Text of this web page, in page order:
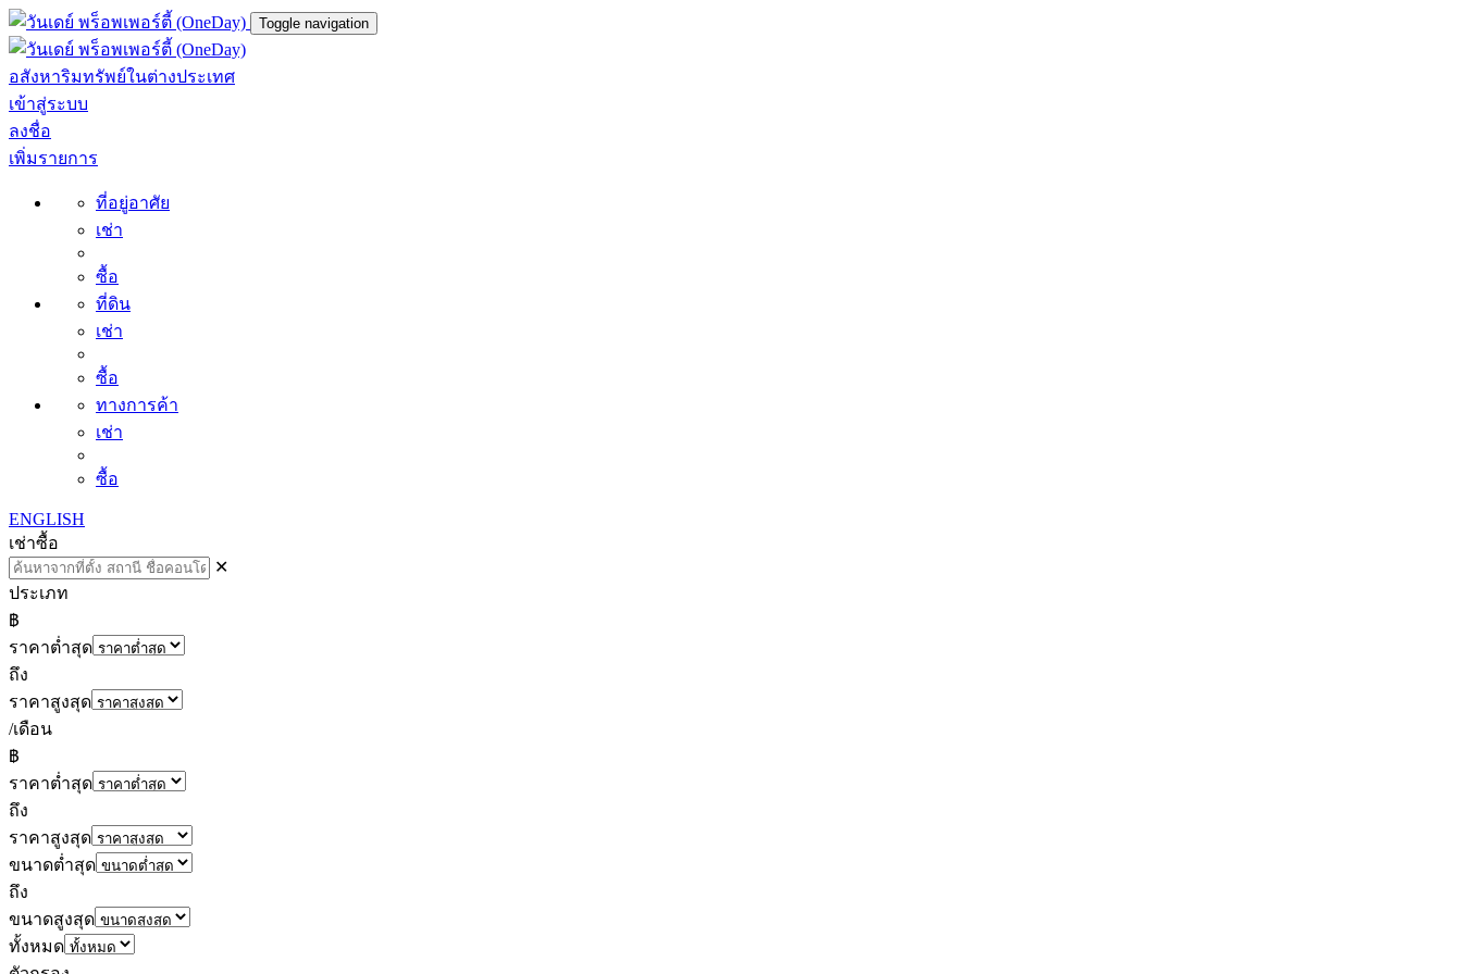
Toggle navigation
อสังหาริมทรัพย์ในต่างประเทศ
เข้าสู่ระบบ
ลงชื่อ
เพิ่มรายการ
ที่อยู่อาศัย
เช่า
ซื้อ
ที่ดิน
เช่า
ซื้อ
ทางการค้า
เช่า
ซื้อ
ENGLISH
เช่าซื้อ
✕
ประเภท
฿
ราคาต่ำสุด
ถึง
ราคาสูงสุด
/เดือน
฿
ราคาต่ำสุด
ถึง
ราคาสูงสุด
ขนาดต่ำสุด
ถึง
ขนาดสูงสุด
ทั้งหมด